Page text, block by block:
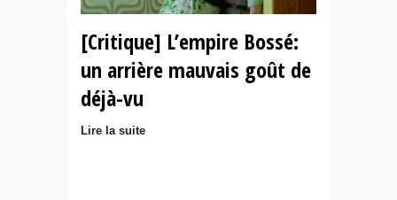
[Critique] L’empire Bossé:
un arrière mauvais goût de
déjà-vu
Lire la suite